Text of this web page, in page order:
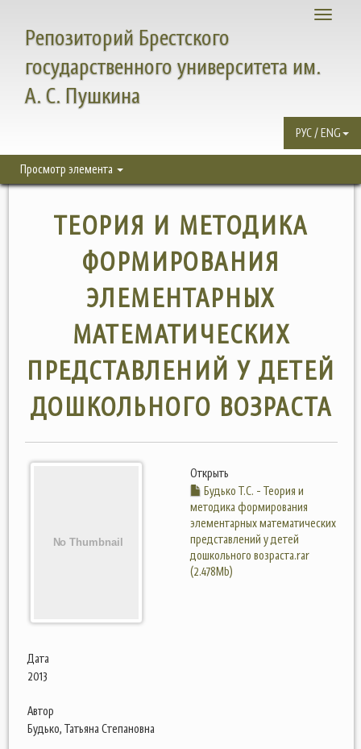
Toggle
Репозиторий Брестского
государственного университета им.
А. С. Пушкина
РУС / ENG
Просмотр элемента
ТЕОРИЯ И МЕТОДИКА
ФОРМИРОВАНИЯ
ЭЛЕМЕНТАРНЫХ
МАТЕМАТИЧЕСКИХ
ПРЕДСТАВЛЕНИЙ У ДЕТЕЙ
ДОШКОЛЬНОГО ВОЗРАСТА
Открыть
Будько Т.С. - Теория и
методика формирования
элементарных математических
представлений у детей
дошкольного возраста.rar
(2.478Mb)
Дата
2013
Автор
Будько, Татьяна Степановна